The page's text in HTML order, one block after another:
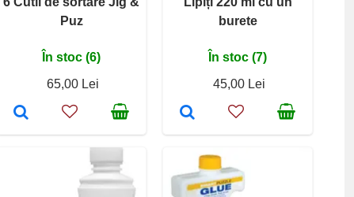
Puz
În stoc (6)
65,00 Lei
burete
În stoc (7)
45,00 Lei